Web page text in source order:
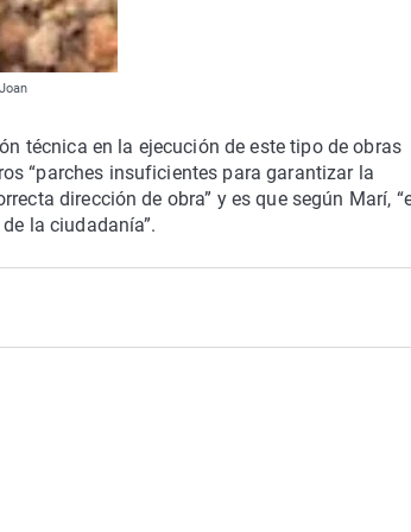
técnica en la ejecución de este tipo de obras
“parches insuficientes para garantizar la
dirección de obra” y es que según Marí,
la ciudadanía”.